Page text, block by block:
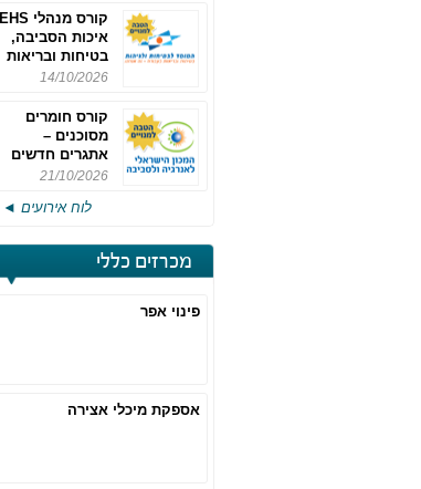
קורס מנהלי EHS
איכות הסביבה,
בטיחות ובריאות
תעסוקתית
14/10/2026
קורס חומרים
מסוכנים –
אתגרים חדשים
והערכות לחוק
מחזור 4
21/10/2026
לוח אירועים ◄
מכרזים כללי
פינוי אפר
אספקת מיכלי אצירה